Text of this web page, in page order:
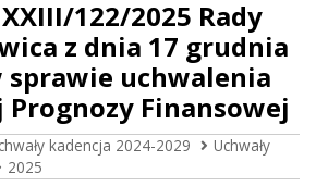
122/2025 Rady
z dnia 17 grudnia
sprawie uchwalenia
Finansowej
kadencja 2024-2029
Uchwały
2025